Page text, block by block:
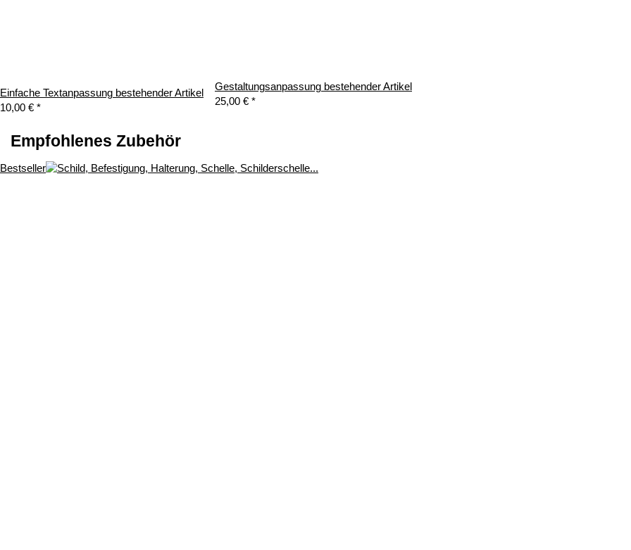
Einfache Textanpassung bestehender Artikel
10,00 € *
Gestaltungsanpassung bestehender Artikel
25,00 € *
Empfohlenes Zubehör
Bestseller